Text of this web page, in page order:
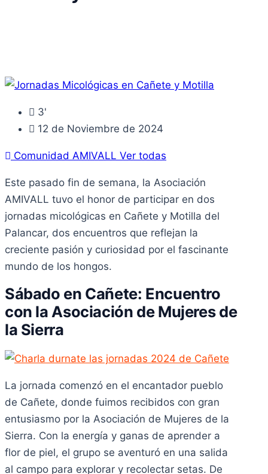
3'
12 de Noviembre de 2024
Comunidad AMIVALL Ver todas
Este pasado fin de semana, la Asociación
AMIVALL tuvo el honor de participar en dos
jornadas micológicas en Cañete y Motilla del
Palancar, dos encuentros que reflejan la
creciente pasión y curiosidad por el fascinante
mundo de los hongos.
Sábado en Cañete: Encuentro
con la Asociación de Mujeres de
la Sierra
La jornada comenzó en el encantador pueblo
de Cañete, donde fuimos recibidos con gran
entusiasmo por la Asociación de Mujeres de la
Sierra. Con la energía y ganas de aprender a
flor de piel, el grupo se aventuró en una salida
al campo para explorar y recolectar setas. De